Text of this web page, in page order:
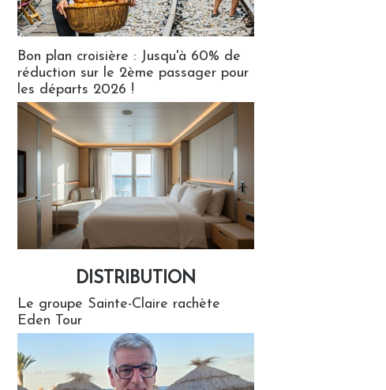
Bon plan croisière : Jusqu'à 60% de
réduction sur le 2ème passager pour
les départs 2026 !
DISTRIBUTION
Le groupe Sainte-Claire rachète
Eden Tour